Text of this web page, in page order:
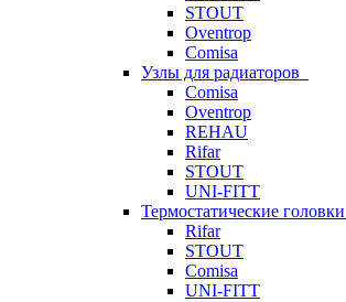
STOUT
Oventrop
Comisa
Узлы для радиаторов
Comisa
Oventrop
REHAU
Rifar
STOUT
UNI-FITT
Термостатические головки
Rifar
STOUT
Comisa
UNI-FITT